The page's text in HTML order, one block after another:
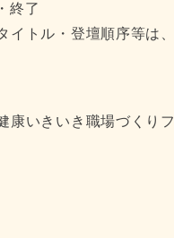
終了
イトル・登壇順序等は
康いきいき職場づくり